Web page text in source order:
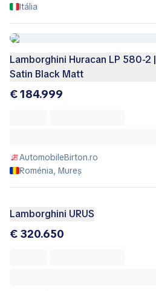
Itália
Lamborghini Huracan LP 580-2 |
Satin Black Matt
€ 184.999
AutomobileBirton.ro
Roménia, Mureș
Lamborghini URUS
€ 320.650